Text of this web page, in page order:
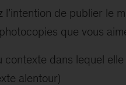
l’intention de publier le
que vous
contexte dans lequel
alentour)